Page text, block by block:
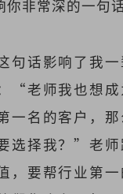
你非常深的一句话
句话影响了我
“老师我也想成
一名的客户，
选择我？”老师
，要帮行业第